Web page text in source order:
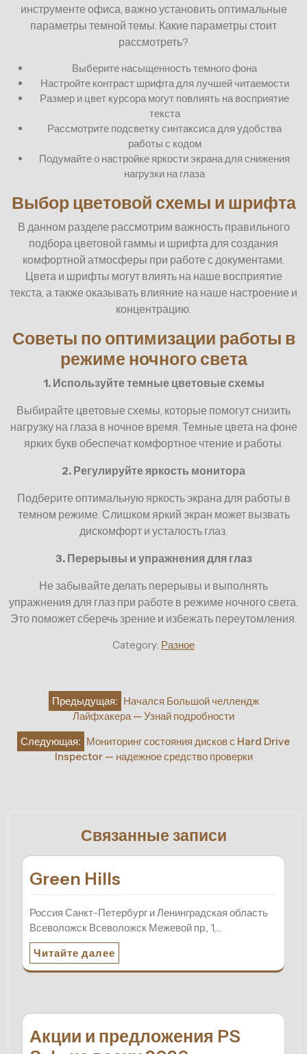
инструменте офиса, важно установить оптимальные
параметры темной темы. Какие параметры стоит
рассмотреть?
Выберите насыщенность темного фона
Настройте контраст шрифта для лучшей читаемости
Размер и цвет курсора могут повлиять на восприятие
текста
Рассмотрите подсветку синтаксиса для удобства
работы с кодом
Подумайте о настройке яркости экрана для снижения
нагрузки на глаза
Выбор цветовой схемы и шрифта
В данном разделе рассмотрим важность правильного
подбора цветовой гаммы и шрифта для создания
комфортной атмосферы при работе с документами.
Цвета и шрифты могут влиять на наше восприятие
текста, а также оказывать влияние на наше настроение и
концентрацию.
Советы по оптимизации работы в
режиме ночного света
1. Используйте темные цветовые схемы
Выбирайте цветовые схемы, которые помогут снизить
нагрузку на глаза в ночное время. Темные цвета на фоне
ярких букв обеспечат комфортное чтение и работы.
2. Регулируйте яркость монитора
Подберите оптимальную яркость экрана для работы в
темном режиме. Слишком яркий экран может вызвать
дискомфорт и усталость глаз.
3. Перерывы и упражнения для глаз
Не забывайте делать перерывы и выполнять
упражнения для глаз при работе в режиме ночного света.
Это поможет сберечь зрение и избежать переутомления.
Category: Разное
Навигация
записям
Предыдущая: Начался Большой челлендж
Лайфхакера — Узнай подробности
Следующая: Мониторинг состояния дисков с Hard Drive
Inspector — надежное средство проверки
Связанные записи
Green Hills
Россия Санкт-Петербург и Ленинградская область
Всеволожск Всеволожск Межевой пр., 1,…
Читайте далее
Акции и предложения PS